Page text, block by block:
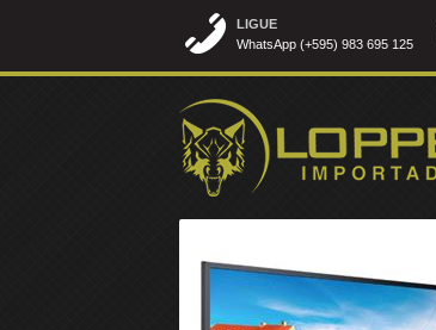
LIGUE
WhatsApp (+595) 983 695 125